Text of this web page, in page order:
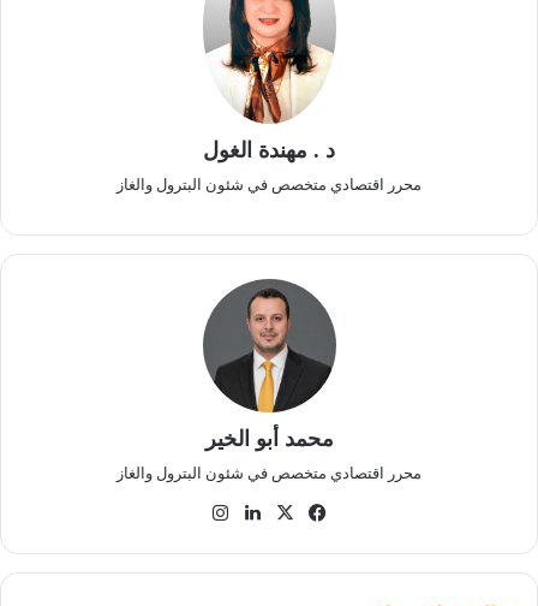
د . مهندة الغول
محرر اقتصادي متخصص في شئون البترول والغاز
محمد أبو الخير
محرر اقتصادي متخصص في شئون البترول والغاز
فيسبوك
‫X لينكدإن